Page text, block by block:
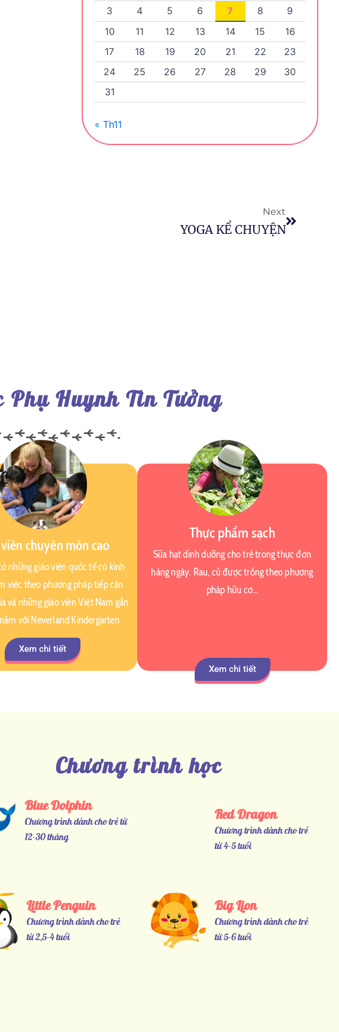
3
4 5 6 7 8
9
10
11 12 13 14 15
16
17
18 19 20 21 22
23
24
25 26 27 28 29
30
31
« Th11
Next
YOGA KỂ CHUYỆN
Huynh Tin Tưởng
chuyên môn cao
những giáo viên quốc tế có kinh
việc theo phương pháp tiếp cận
và những giáo viên Việt Nam gắn
với Neverland Kindergarten
Xem chi tiết
Thực phẩm sạch
Sữa hạt dinh dưỡng cho trẻ trong thực đơn
hàng ngày. Rau, củ được trồng theo phương
pháp hữu cơ…
Xem chi tiết
Chương trình học
Blue Dolphin
Chương trình dành cho trẻ từ
12-30 tháng
Red Dragon
Chương trình dành cho trẻ
từ 4-5 tuổi
Little Penguin
Chương trình dành cho trẻ
từ 2,5-4 tuổi
Big Lion
Chương trình dành cho trẻ
từ 5-6 tuổi